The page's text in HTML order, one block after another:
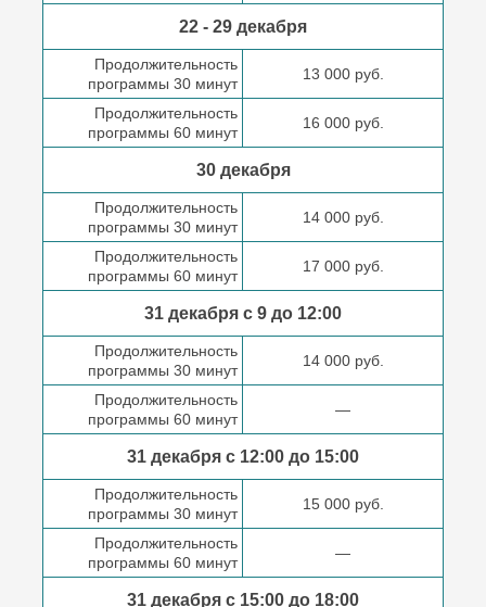
22 - 29 декабря
Продолжительность
программы 30 минут
13 000 руб.
Продолжительность
программы 60 минут
16 000 руб.
30 декабря
Продолжительность
программы 30 минут
14 000 руб.
Продолжительность
программы 60 минут
17 000 руб.
31 декабря с 9 до 12:00
Продолжительность
программы 30 минут
14 000 руб.
Продолжительность
программы 60 минут
—
31 декабря с 12:00 до 15:00
Продолжительность
программы 30 минут
15 000 руб.
Продолжительность
программы 60 минут
—
31 декабря с 15:00 до 18:00